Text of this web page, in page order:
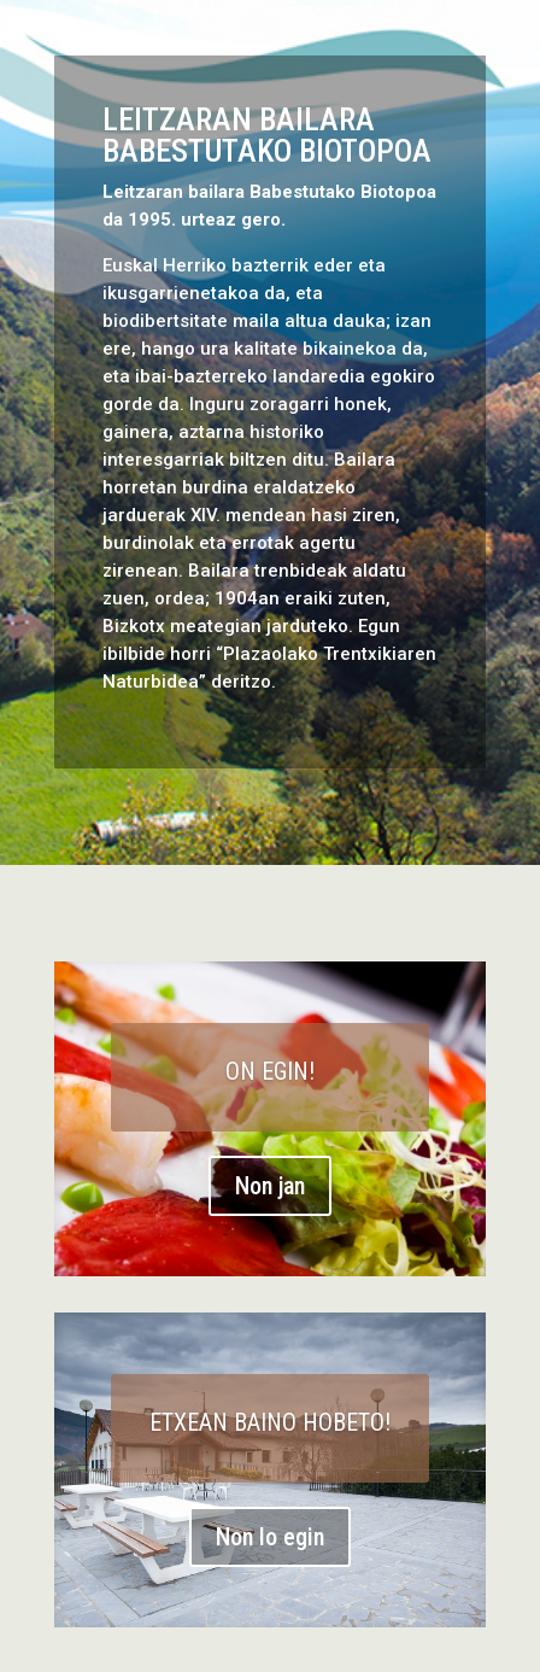
LEITZARAN BAILARA
BABESTUTAKO BIOTOPOA
Leitzaran bailara Babestutako Biotopoa
da 1995. urteaz gero.
Euskal Herriko bazterrik eder eta
ikusgarrienetakoa da, eta
biodibertsitate maila altua dauka; izan
ere, hango ura kalitate bikainekoa da,
eta ibai-bazterreko landaredia egokiro
gorde da. Inguru zoragarri honek,
gainera, aztarna historiko
interesgarriak biltzen ditu. Bailara
horretan burdina eraldatzeko
jarduerak XIV. mendean hasi ziren,
burdinolak eta errotak agertu
zirenean. Bailara trenbideak aldatu
zuen, ordea; 1904an eraiki zuten,
Bizkotx meategian jarduteko. Egun
ibilbide horri “Plazaolako Trentxikiaren
Naturbidea” deritzo.
ON EGIN!
Non jan
ETXEAN BAINO HOBETO!
Non lo egin